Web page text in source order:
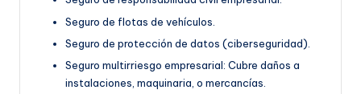
Seguro de flotas de vehículos.
Seguro de protección de datos (ciberseguridad).
Seguro multirriesgo empresarial: Cubre daños a
instalaciones, maquinaria, o mercancías.